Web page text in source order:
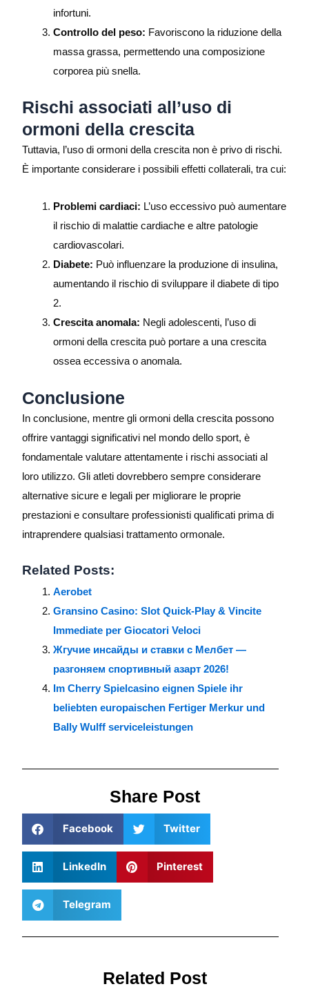
infortuni.
Controllo del peso: Favoriscono la riduzione della
massa grassa, permettendo una composizione
corporea più snella.
Rischi associati all’uso di
ormoni della crescita
Tuttavia, l’uso di ormoni della crescita non è privo di rischi.
È importante considerare i possibili effetti collaterali, tra cui:
Problemi cardiaci: L’uso eccessivo può aumentare
il rischio di malattie cardiache e altre patologie
cardiovascolari.
Diabete: Può influenzare la produzione di insulina,
aumentando il rischio di sviluppare il diabete di tipo
2.
Crescita anomala: Negli adolescenti, l’uso di
ormoni della crescita può portare a una crescita
ossea eccessiva o anomala.
Conclusione
In conclusione, mentre gli ormoni della crescita possono
offrire vantaggi significativi nel mondo dello sport, è
fondamentale valutare attentamente i rischi associati al
loro utilizzo. Gli atleti dovrebbero sempre considerare
alternative sicure e legali per migliorare le proprie
prestazioni e consultare professionisti qualificati prima di
intraprendere qualsiasi trattamento ormonale.
Related Posts:
Aerobet
Gransino Casino: Slot Quick‑Play & Vincite
Immediate per Giocatori Veloci
Жгучие инсайды и ставки с Мелбет —
разгоняем спортивный азарт 2026!
Im Cherry Spielcasino eignen Spiele ihr
beliebten europaischen Fertiger Merkur und
Bally Wulff serviceleistungen
Share Post
Facebook Twitter
LinkedIn Pinterest
Telegram
Related Post